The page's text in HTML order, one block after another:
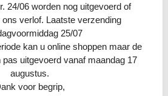
KINDERJUWELEN 18KT GOUD
ZILVER 925
925 zilver gerhodineerd voor
verguld. Houdt u van fijne
bekijk dan zeker eens de
Feestelijke ooringen vindt
24/06 worden nog uitgevoerd of
verlof. Laatste verzending
25/07
kan u online shoppen maar de
pas uitgevoerd vanaf maandag 17
augustus.
voor begrip,